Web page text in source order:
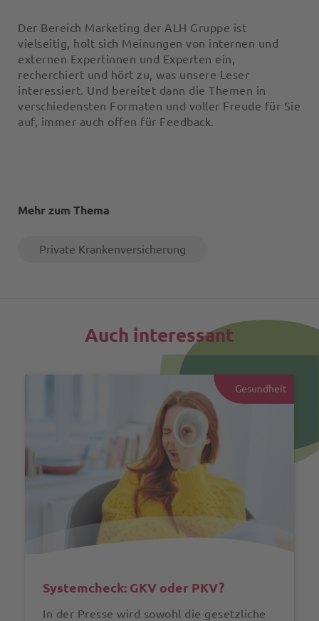
Der Bereich Marketing der ALH Gruppe ist
vielseitig, holt sich Meinungen von internen und
externen Expertinnen und Experten ein,
recherchiert und hört zu, was unsere Leser
interessiert. Und bereitet dann die Themen in
verschiedensten Formaten und voller Freude für Sie
auf, immer auch offen für Feedback.
Mehr zum Thema
Private Krankenversicherung
Auch interessant
Gesundheit
Systemcheck: GKV oder PKV?
In der Presse wird sowohl die gesetzliche